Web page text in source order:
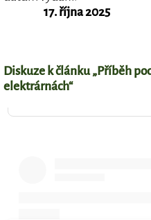
17. října 2025
Diskuze k článku „Příběh
elektrárnách“